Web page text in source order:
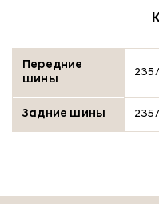
Передние
шины
Задние шины